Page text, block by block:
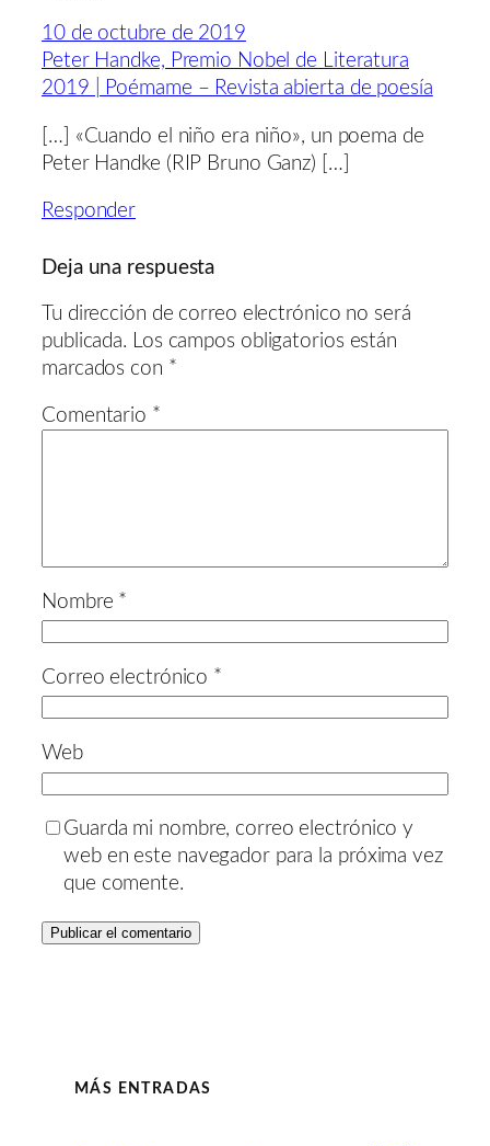
10 de octubre de 2019
Peter Handke, Premio Nobel de Literatura
2019 | Poémame – Revista abierta de poesía
[…] «Cuando el niño era niño», un poema de
Peter Handke (RIP Bruno Ganz) […]
Responder
Deja una respuesta
Tu dirección de correo electrónico no será
publicada.
Los campos obligatorios están
marcados con *
Comentario *
Nombre *
Correo electrónico *
Web
Guarda mi nombre, correo electrónico y
web en este navegador para la próxima vez
que comente.
MÁS ENTRADAS